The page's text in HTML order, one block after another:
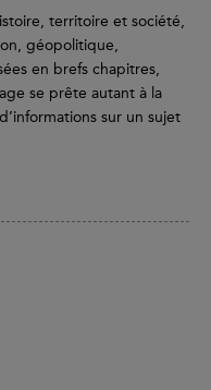
territoire et société,
géopolitique,
en brefs chapitres,
se prête autant à la
sur un sujet